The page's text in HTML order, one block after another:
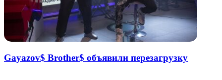
Gayazov$ Brother$ объявили перезагрузку